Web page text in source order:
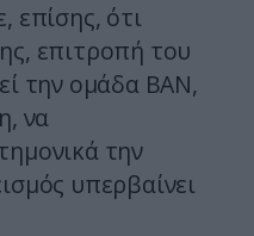
επίσης, ότι
επιτροπή του
την ομάδα ΒΑΝ,
να
την
υπερβαίνει